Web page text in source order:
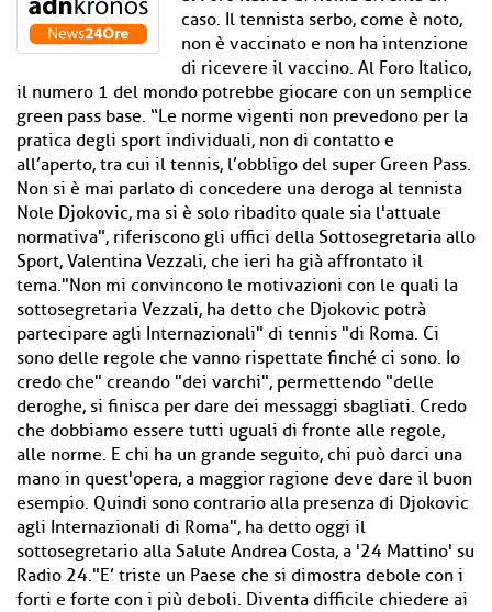
caso. Il tennista serbo, come è noto,
non è vaccinato e non ha intenzione
di ricevere il vaccino. Al Foro Italico,
il numero 1 del mondo potrebbe giocare con un semplice
green pass base. “Le norme vigenti non prevedono per la
pratica degli sport individuali, non di contatto e
all’aperto, tra cui il tennis, l’obbligo del super Green Pass.
Non si è mai parlato di concedere una deroga al tennista
Nole Djokovic, ma si è solo ribadito quale sia l'attuale
normativa", riferiscono gli uffici della Sottosegretaria allo
Sport, Valentina Vezzali, che ieri ha già affrontato il
tema."Non mi convincono le motivazioni con le quali la
sottosegretaria Vezzali, ha detto che Djokovic potrà
partecipare agli Internazionali" di tennis "di Roma. Ci
sono delle regole che vanno rispettate finché ci sono. Io
credo che" creando "dei varchi", permettendo "delle
deroghe, si finisca per dare dei messaggi sbagliati. Credo
che dobbiamo essere tutti uguali di fronte alle regole,
alle norme. E chi ha un grande seguito, chi può darci una
mano in quest'opera, a maggior ragione deve dare il buon
esempio. Quindi sono contrario alla presenza di Djokovic
agli Internazionali di Roma", ha detto oggi il
sottosegretario alla Salute Andrea Costa, a '24 Mattino' su
Radio 24."E’ triste un Paese che si dimostra debole con i
forti e forte con i più deboli. Diventa difficile chiedere ai